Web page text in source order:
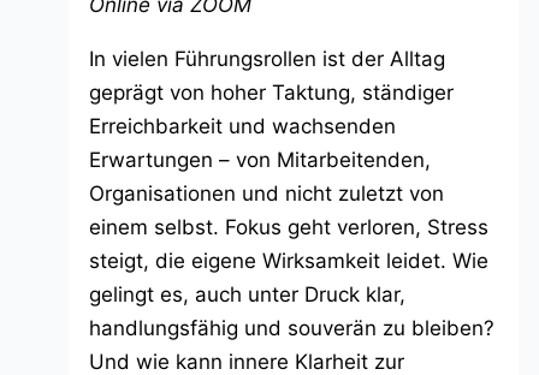
In vielen Führungsrollen ist der Alltag
geprägt von hoher Taktung, ständiger
Erreichbarkeit und wachsenden
Erwartungen – von Mitarbeitenden,
Organisationen und nicht zuletzt von
einem selbst. Fokus geht verloren, Stress
steigt, die eigene Wirksamkeit leidet. Wie
gelingt es, auch unter Druck klar,
handlungsfähig und souverän zu bleiben?
Und wie kann innere Klarheit zur